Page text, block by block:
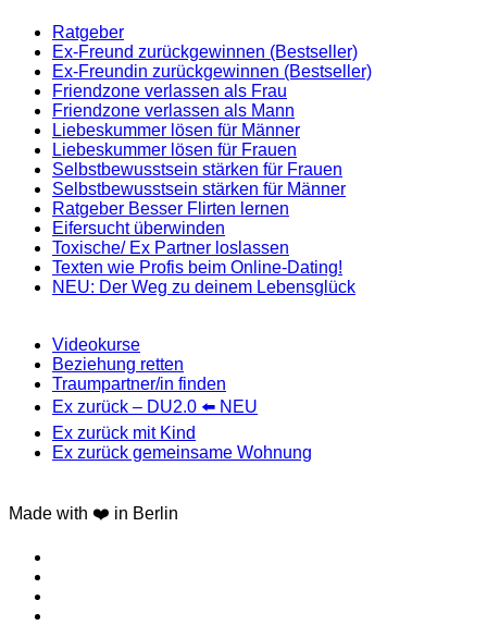
Ratgeber
Ex-Freund zurückgewinnen (Bestseller)
Ex-Freundin zurückgewinnen (Bestseller)
Friendzone verlassen als Frau
Friendzone verlassen als Mann
Liebeskummer lösen für Männer
Liebeskummer lösen für Frauen
Selbstbewusstsein stärken für Frauen
Selbstbewusstsein stärken für Männer
Ratgeber Besser Flirten lernen
Eifersucht überwinden
Toxische/ Ex Partner loslassen
Texten wie Profis beim Online-Dating!
NEU: Der Weg zu deinem Lebensglück
Videokurse
Beziehung retten
Traumpartner/in finden
Ex zurück – DU2.0 ⬅️ NEU
Ex zurück mit Kind
Ex zurück gemeinsame Wohnung
Made with ❤️ in Berlin